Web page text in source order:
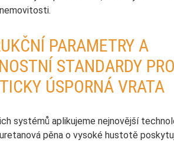
PARAMETRY A
STANDARDY PRO
ÚSPORNÁ VRATA
systémů aplikujeme nejnovější
pěna o vysoké hustotě